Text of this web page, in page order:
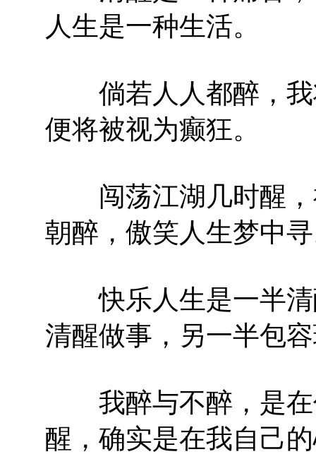
人生是一种生活。
倘若人人都醉，我
便将被视为癫狂。
闯荡江湖几时醒，
朝醉，傲笑人生梦中
快乐人生是一半清
清醒做事，另一半包
我醉与不醉，是在
醒，确实是在我自己